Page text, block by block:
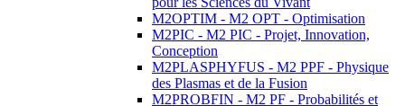
M2OPTIM - M2 OPT - Optimisation
M2PIC - M2 PIC - Projet, Innovation,
Conception
M2PLASPHYFUS - M2 PPF - Physique
des Plasmas et de la Fusion
M2PROBFIN - M2 PF - Probabilités et